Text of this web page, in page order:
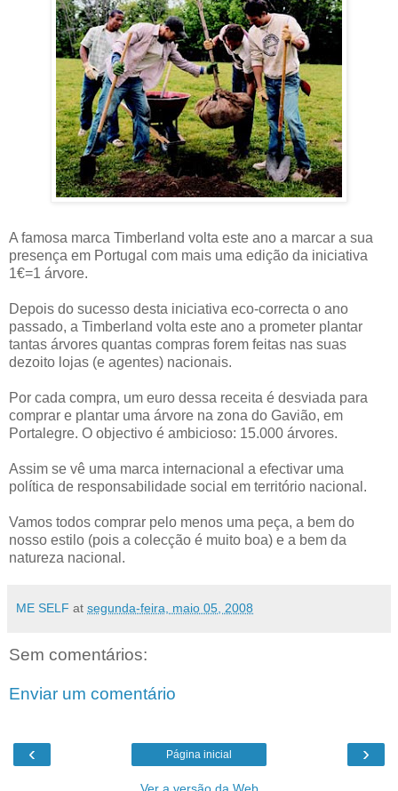
A famosa marca Timberland volta este ano a marcar a sua
presença em Portugal com mais uma edição da iniciativa
1€=1 árvore.
Depois do sucesso desta iniciativa eco-correcta o ano
passado, a Timberland volta este ano a prometer plantar
tantas árvores quantas compras forem feitas nas suas
dezoito lojas (e agentes) nacionais.
Por cada compra, um euro dessa receita é desviada para
comprar e plantar uma árvore na zona do Gavião, em
Portalegre. O objectivo é ambicioso: 15.000 árvores.
Assim se vê uma marca internacional a efectivar uma
política de responsabilidade social em território nacional.
Vamos todos comprar pelo menos uma peça, a bem do
nosso estilo (pois a colecção é muito boa) e a bem da
natureza nacional.
ME SELF at segunda-feira, maio 05, 2008
Sem comentários:
Enviar um comentário
‹ ›
Página inicial